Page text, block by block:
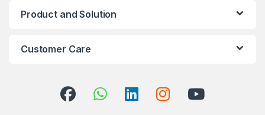
Product and Solution
Customer Care